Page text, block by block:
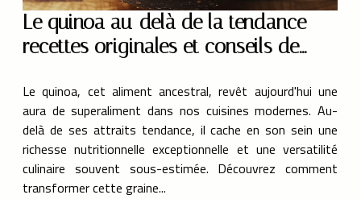
Le quinoa au-delà de la tendance
recettes originales et conseils de
Le quinoa, cet aliment ancestral, revêt aujourd'hui une
aura de superaliment dans nos cuisines modernes. Au-
delà de ses attraits tendance, il cache en son sein une
richesse nutritionnelle exceptionnelle et une versatilité
culinaire souvent sous-estimée. Découvrez comment
transformer cette graine...